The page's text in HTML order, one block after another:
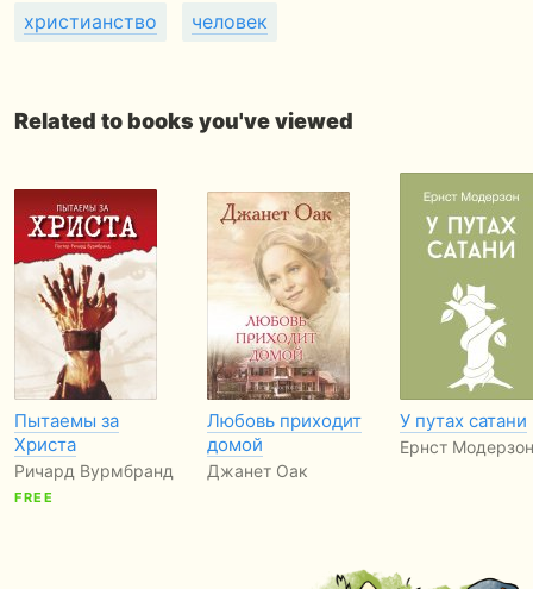
христианство человек
Related to books you've viewed
Пытаемы за
Христа
Ричард Вурмбранд
FREE
Любовь приходит
домой
Джанет Оак
У путах сатани
Ернст Модерзон